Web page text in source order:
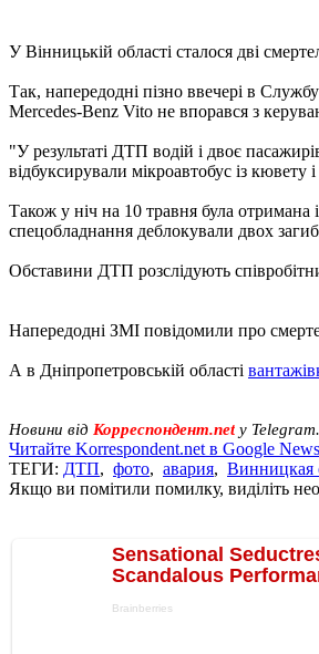
У Вінницькій області сталося дві
Так, напередодні пізно ввечері в
Mercedes-Benz Vito не впорався з
"У результаті ДТП водій і двоє
відбуксирували мікроавтобус із
Також у ніч на 10 травня була
спецобладнання деблокували двох
Обставини ДТП розслідують
Напередодні ЗМІ повідомили про
А в Дніпропетровській області
Новини від Корреспондент.net у
Читайте Korrespondent.net в Google News
ТЕГИ: ДТП, фото, авария, Винницкая
Якщо ви помітили помилку, виділіть